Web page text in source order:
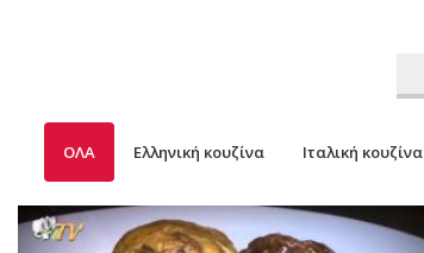
ΟΛΑ Ελληνική κουζίνα Ιταλική κουζίνα